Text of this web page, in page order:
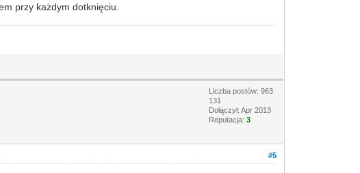
przy każdym dotknięciu.
Liczba postów: 963
131
Dołączył: Apr 2013
Reputacja:3
#5